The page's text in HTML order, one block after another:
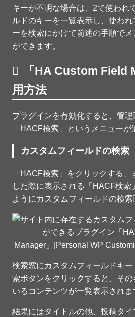
キーが不明な場合は、2で使われ
ルドのキーを一覧表示し、使わ
ーを検索にかけて前述の手順で
ができます。
「HA Custom Field
用方法
プラグインを有効化すると、管
「HACF検索」というメニューが
カスタムフィールドの検索
「HACF検索」をクリックする
した際に表示される「HACF検
ようにカスタムフィールドの検索
検索窓にカスタムフィールドキ
索ボタンをクリックすると、そ
いるコンテンツが一覧表示されま
結果にはタイトルの他、投稿タ